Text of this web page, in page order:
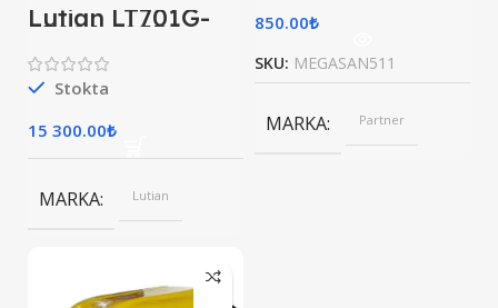
Lutian LT701G-
2500A 195B
Yıkama Makinesi
Stokta
15 300.00₺
MARKA Lutian
850.00₺
SKU: MEGASAN511
MARKA Partner